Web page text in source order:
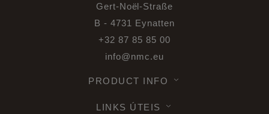
Gert-Noël-Straße
B - 4731 Eynatten
+32 87 85 85 00
info@nmc.eu
PRODUCT INFO
LINKS ÚTEIS